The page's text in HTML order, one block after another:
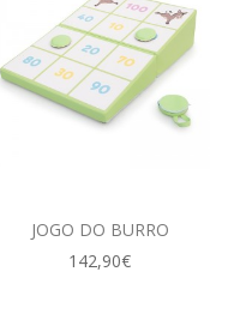
JOGO DO BURRO
142,90€